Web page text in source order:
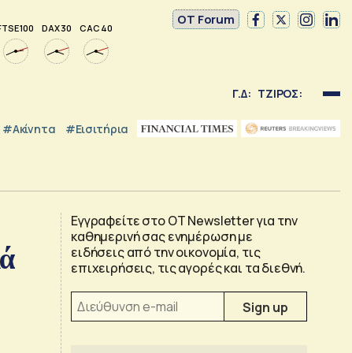
100 DAX 30 CAC 40
OT Forum
Γ.Δ: ΤΖΙΡΟΣ:
#Ακίνητα #εισιτήρια
Εγγραφείτε στο OT Newsletter για την
καθημερινή σας ενημέρωση με
ειδήσεις από την οικονομία, τις
επιχειρήσεις, τις αγορές και τα διεθνή.